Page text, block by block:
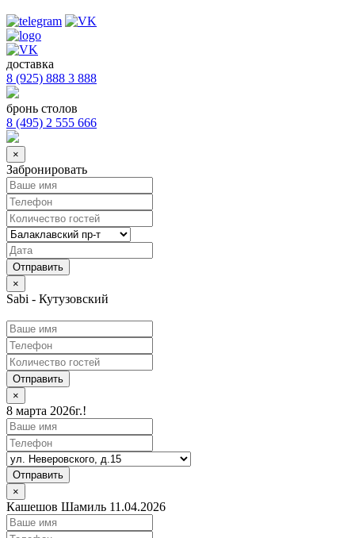
доставка
8 (925) 888 3 888
бронь столов
8 (495) 2 555 666
×
Забронировать
×
Sabi - Кутузовский
Отправить
×
8 марта 2026г.!
Отправить
×
Кашешов Шамиль 11.04.2026